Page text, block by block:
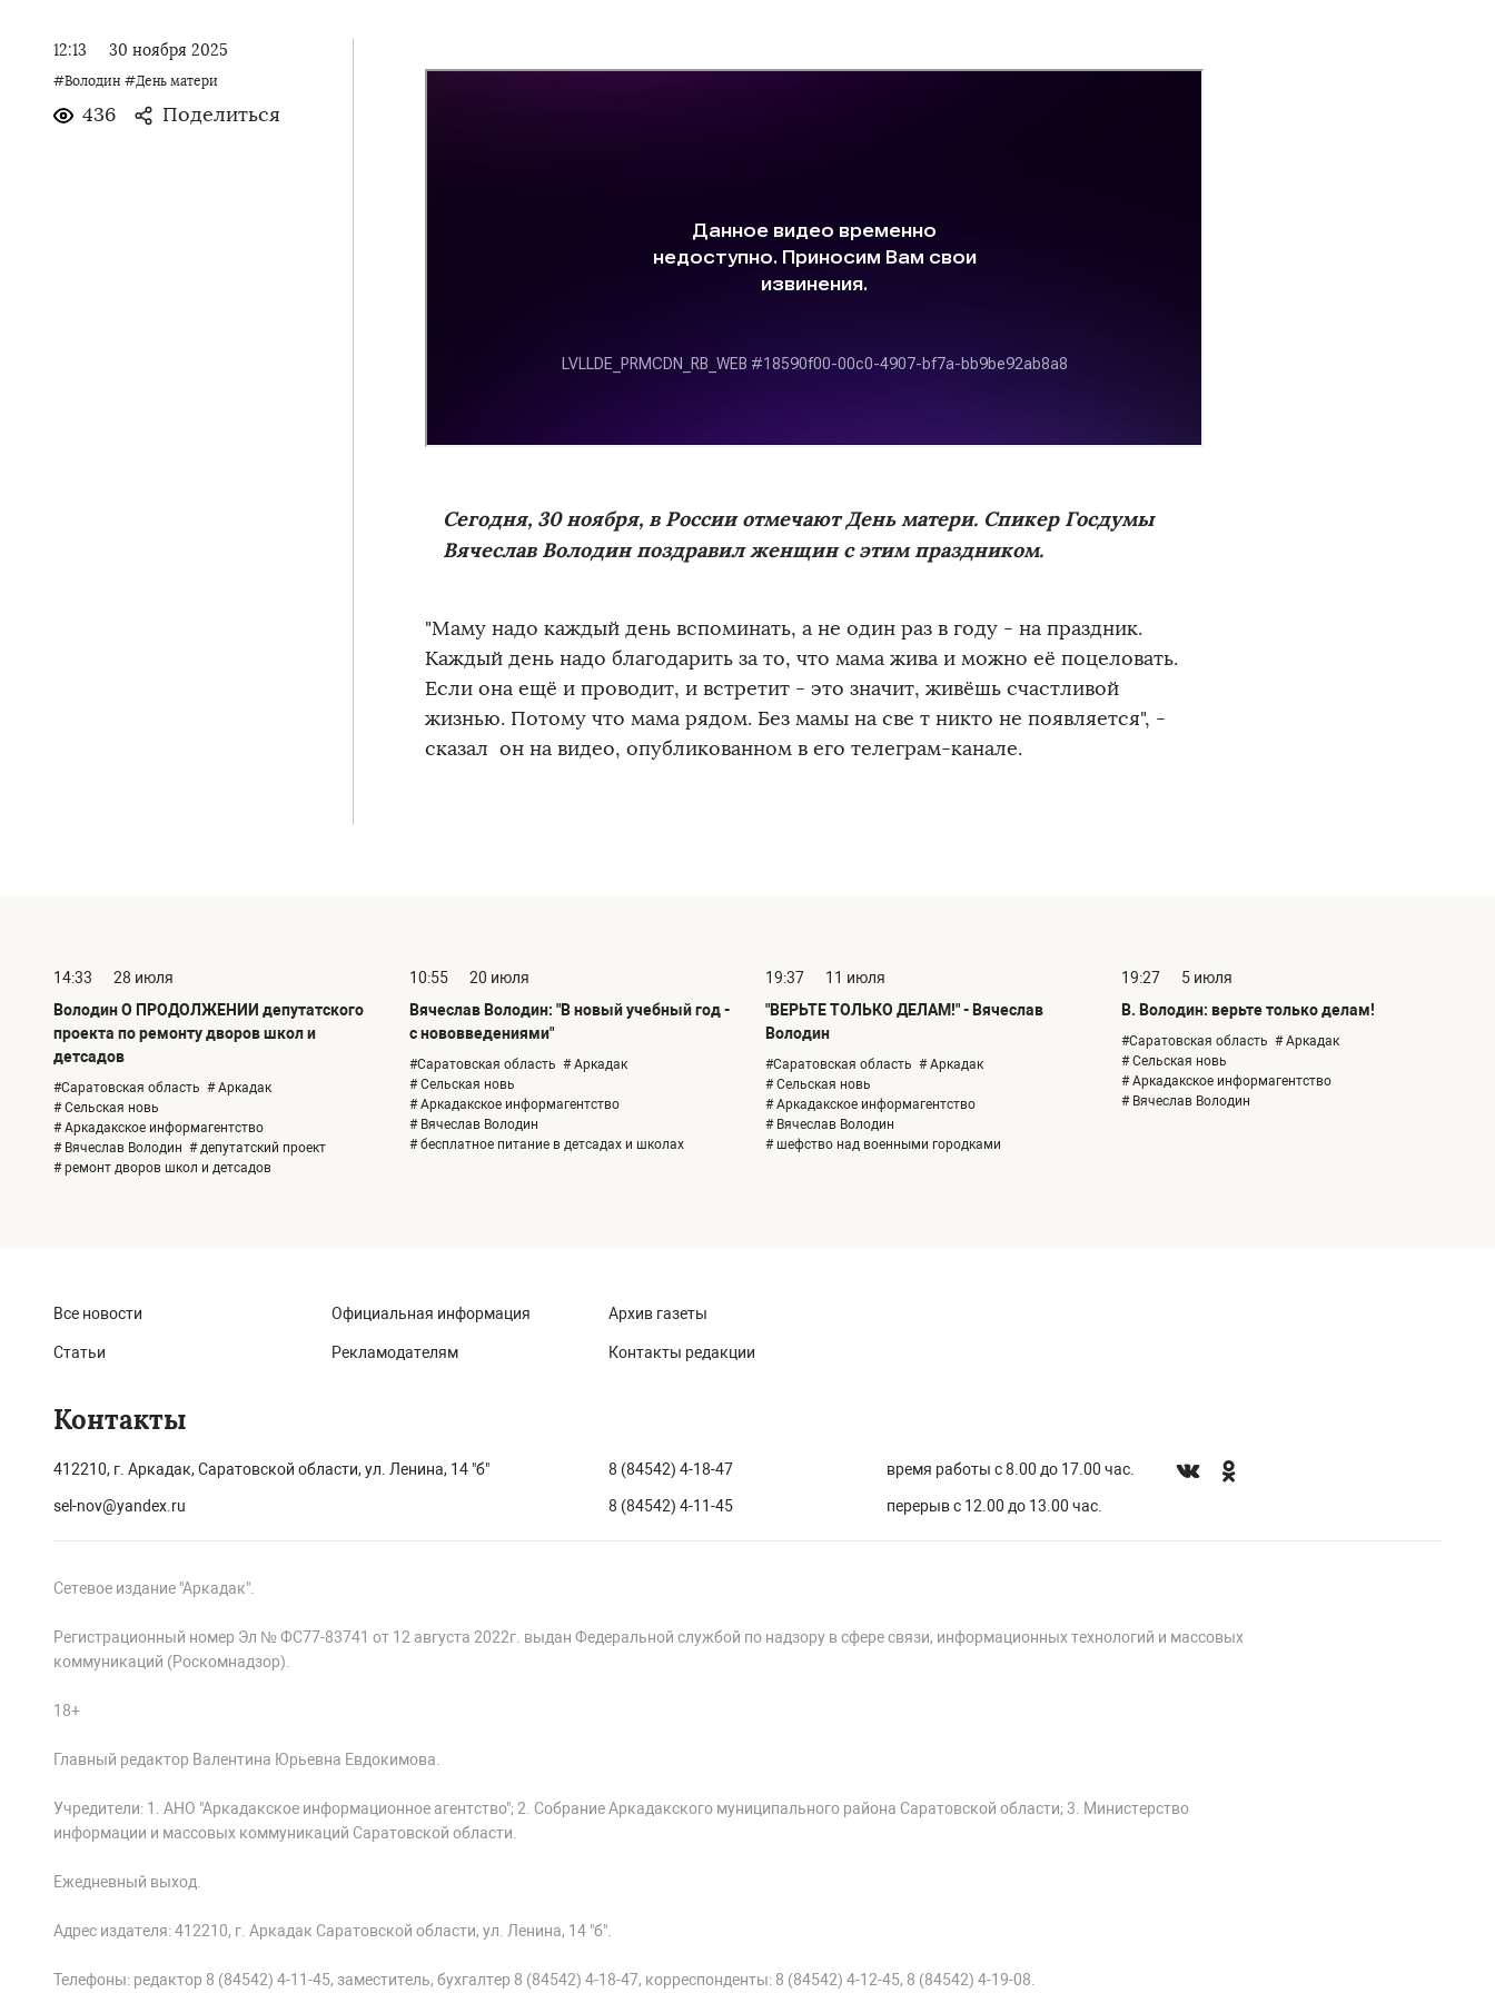
12:13 30 ноября 2025
#Володин #День матери
436 Поделиться
Сегодня, 30 ноября, в России отмечают День матери. Спикер Госдумы
Вячеслав Володин поздравил женщин с этим праздником.
"Маму надо каждый день вспоминать, а не один раз в году - на праздник.
Каждый день надо благодарить за то, что мама жива и можно её поцеловать.
Если она ещё и проводит, и встретит - это значит, живёшь счастливой
жизнью. Потому что мама рядом. Без мамы на све т никто не появляется", -
сказал он на видео, опубликованном в его телеграм-канале.
14:33
28 июля
Володин О ПРОДОЛЖЕНИИ депутатского
проекта по ремонту дворов школ и
детсадов
#Саратовская область # Аркадак
# Сельская новь
# Аркадакское информагентство
# Вячеслав Володин # депутатский проект
# ремонт дворов школ и детсадов
10:55
20 июля
Вячеслав Володин: "В новый учебный год -
с нововведениями"
#Саратовская область # Аркадак
# Сельская новь
# Аркадакское информагентство
# Вячеслав Володин
# бесплатное питание в детсадах и школах
19:37
11 июля
"ВЕРЬТЕ ТОЛЬКО ДЕЛАМ!" - Вячеслав
Володин
#Саратовская область # Аркадак
# Сельская новь
# Аркадакское информагентство
# Вячеслав Володин
# шефство над военными городками
19:27
5 июля
В. Володин: верьте только делам!
#Саратовская область # Аркадак
# Сельская новь
# Аркадакское информагентство
# Вячеслав Володин
Все новости
Статьи
Официальная информация
Рекламодателям
Архив газеты
Контакты редакции
Контакты
412210, г. Аркадак, Саратовской области, ул. Ленина, 14 "б"
sel-nov@yandex.ru
8 (84542) 4-18-47
8 (84542) 4-11-45
время работы с 8.00 до 17.00 час.
перерыв с 12.00 до 13.00 час.
Сетевое издание "Аркадак".
Регистрационный номер Эл № ФС77-83741 от 12 августа 2022г. выдан Федеральной службой по надзору в сфере связи, информационных технологий и массовых
коммуникаций (Роскомнадзор).
18+
Главный редактор Валентина Юрьевна Евдокимова.
Учредители: 1. АНО "Аркадакское информационное агентство"; 2. Собрание Аркадакского муниципального района Саратовской области; 3. Министерство
информации и массовых коммуникаций Саратовской области.
Ежедневный выход.
Адрес издателя: 412210, г. Аркадак Саратовской области, ул. Ленина, 14 "б".
Телефоны: редактор 8 (84542) 4-11-45, заместитель, бухгалтер 8 (84542) 4-18-47, корреспонденты: 8 (84542) 4-12-45, 8 (84542) 4-19-08.